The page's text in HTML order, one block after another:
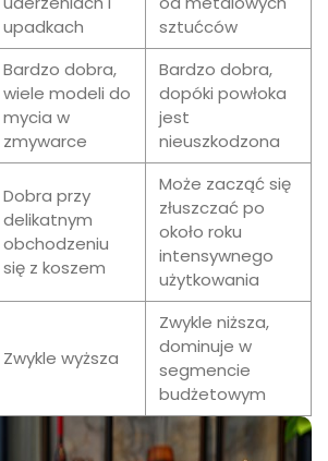
upadkach
sztućców
Bardzo dobra,
wiele modeli do
mycia w
zmywarce
Bardzo dobra,
dopóki powłoka
jest
nieuszkodzona
Dobra przy
delikatnym
obchodzeniu
się z koszem
Może zacząć się
złuszczać po
około roku
intensywnego
użytkowania
Zwykle wyższa
Zwykle niższa,
dominuje w
segmencie
budżetowym